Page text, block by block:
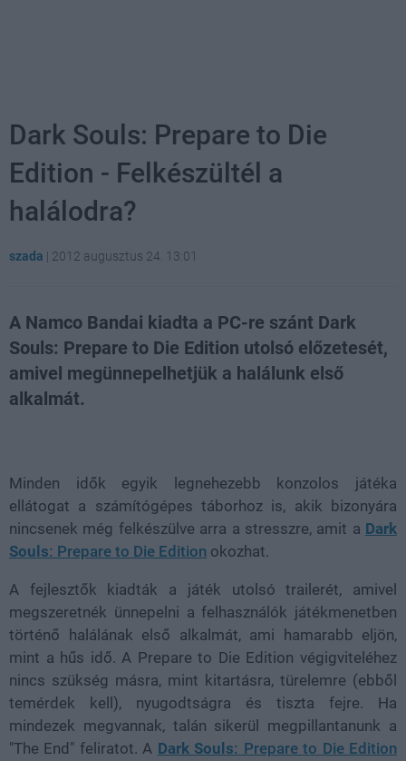
Dark Souls: Prepare to Die
Edition - Felkészültél a
halálodra?
szada | 2012 augusztus 24. 13:01
A Namco Bandai kiadta a PC-re szánt Dark
Souls: Prepare to Die Edition utolsó előzetesét,
amivel megünnepelhetjük a halálunk első
alkalmát.
Minden idők egyik legnehezebb konzolos játéka
ellátogat a számítógépes táborhoz is, akik bizonyára
nincsenek még felkészülve arra a stresszre, amit a Dark
Souls: Prepare to Die Edition okozhat.
A fejlesztők kiadták a játék utolsó trailerét, amivel
megszeretnék ünnepelni a felhasználók játékmenetben
történő halálának első alkalmát, ami hamarabb eljön,
mint a hűs idő. A Prepare to Die Edition végigviteléhez
nincs szükség másra, mint kitartásra, türelemre (ebből
temérdek kell), nyugodtságra és tiszta fejre. Ha
mindezek megvannak, talán sikerül megpillantanunk a
"The End" feliratot. A Dark Souls: Prepare to Die Edition